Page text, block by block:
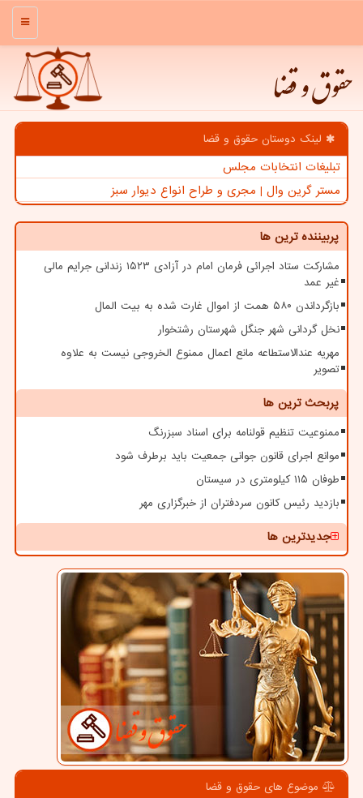
منو
حقوق و قضا
لینک دوستان حقوق و قضا
تبلیغات انتخابات مجلس
مستر گرین وال | مجری و طراح انواع دیوار سبز
پربیننده ترین ها
مشارکت ستاد اجرائی فرمان امام در آزادی ۱۵۲۳ زندانی جرایم مالی
غیر عمد
بازگرداندن ۵۸۰ همت از اموال غارت شده به بیت المال
نخل گردانی شهر جنگل شهرستان رشتخوار
مهریه عندالاستطاعه مانع اعمال ممنوع الخروجی نیست به علاوه
تصویر
پربحث ترین ها
ممنوعیت تنظیم قولنامه برای اسناد سبزرنگ
موانع اجرای قانون جوانی جمعیت باید برطرف شود
طوفان ۱۱۵ کیلومتری در سیستان
بازدید رئیس کانون سردفتران از خبرگزاری مهر
جدیدترین ها
موضوع های حقوق و قضا